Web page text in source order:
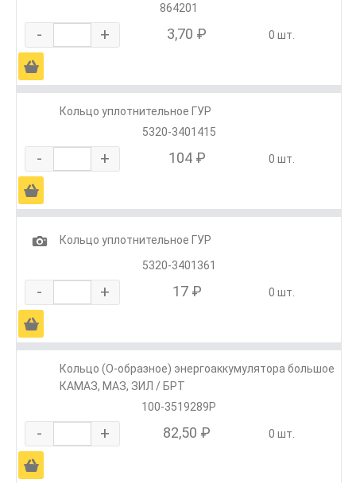
864201
- + 3,70 ₽ 0 шт.
Ä
Кольцо уплотнительное ГУР
5320-3401415
- + 104 ₽ 0 шт.
Ä
1
Кольцо уплотнительное ГУР
5320-3401361
- + 17 ₽ 0 шт.
Ä
Кольцо (О-образное) энергоаккумулятора большое
КАМАЗ, МАЗ, ЗИЛ / БРТ
100-3519289Р
- + 82,50 ₽ 0 шт.
Ä